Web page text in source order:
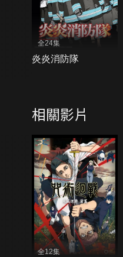
全24集
炎炎消防隊
相關影片
全12集